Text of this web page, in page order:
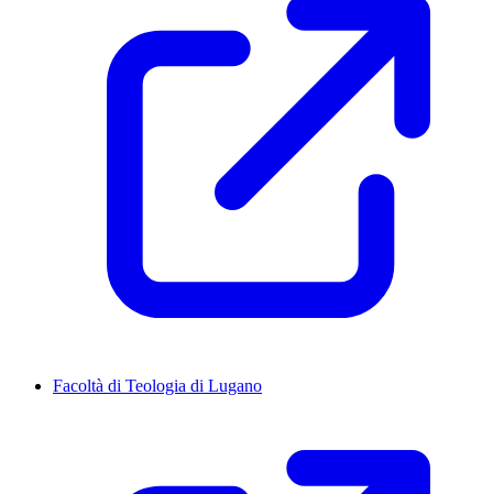
Facoltà di Teologia di Lugano